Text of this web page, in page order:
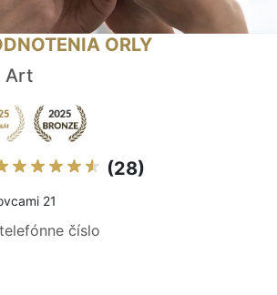
ORLY
Art
(28)
21
číslo